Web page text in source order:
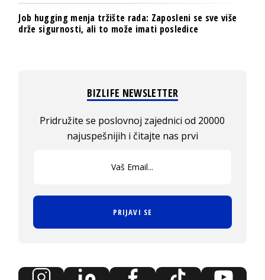
Job hugging menja tržište rada: Zaposleni se sve više
drže sigurnosti, ali to može imati posledice
BIZLIFE NEWSLETTER
Pridružite se poslovnoj zajednici od 20000
najuspešnijih i čitajte nas prvi
PRIJAVI SE